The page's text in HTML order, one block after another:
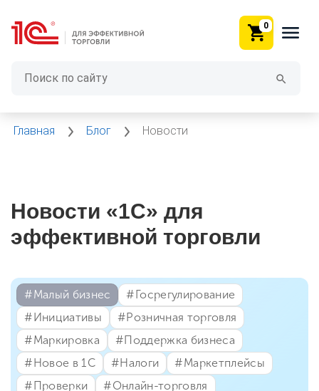
0
Главная Блог Новости
Новости «1С» для
эффективной торговли
#⁣Малый бизнес
#⁣Госрегулирование
#⁣Инициативы
#⁣Розничная торговля
#⁣Маркировка
#⁣Поддержка бизнеса
#⁣Новое в 1С
#⁣Налоги
#⁣Маркетплейсы
#⁣Проверки
#⁣Онлайн-торговля